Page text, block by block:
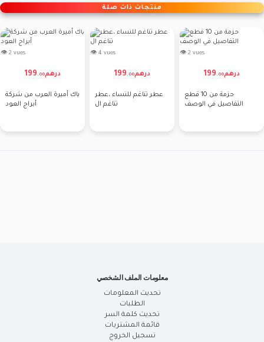
منتجات ذات صلة
👁 2 vues
199 . 00درهم
باك أميرة العرب من شركة
أبراج العود
👁 4 vues
199 . 00درهم
عطر تناغم للنساء ،عطر
تناغم ال
👁 2 vues
199 . 00درهم
حزمة من 10 قطع
التفاصيل في الوصف
معلومات الملف الشخصي
تحديث المعلومات
الطلبات
تحديث كلمة السر
قائمة المشتريات
تسجيل الخروج